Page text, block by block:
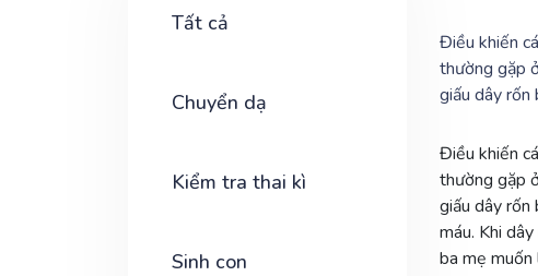
Tất cả
Chuyển dạ
Kiểm tra thai kì
Sinh con
Điều khiến
thường gặp
giấu dây rốn
Điều khiến
thường gặp
giấu dây rốn
máu. Khi
ba mẹ